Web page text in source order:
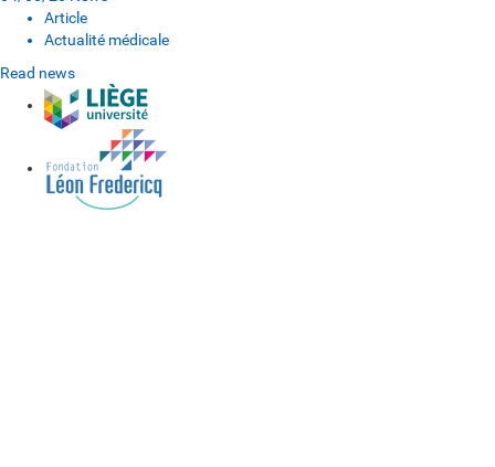
Article
Actualité médicale
Read news